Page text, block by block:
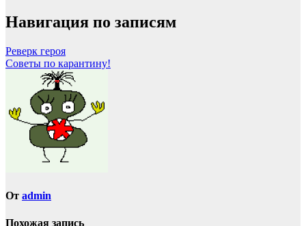
Навигация по записям
Реверк героя
Советы по карантину!
От admin
Похожая запись